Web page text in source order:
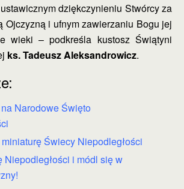
dziękczynieniu Stwórcy za
Ojczyzną i ufnym zawierzaniu Bogu jej
wieki – podkreśla kustosz Świątyni
ks. Tadeusz Aleksandrowicz.
Narodowe Święto
Świecy Niepodległości
Niepodległości i módl się w